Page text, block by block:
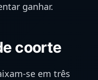
ganhar.
coorte
se em três